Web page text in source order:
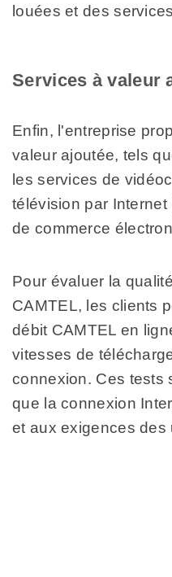
louées et des
Services à valeur
Enfin, l'entreprise
valeur ajoutée, tels
les services de
télévision par
de commerce
Pour évaluer la
CAMTEL, les clients
débit CAMTEL en
vitesses de
connexion. Ces tests
que la connexion
et aux exigences des